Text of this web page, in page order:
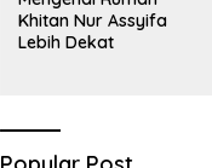
Khitan Nur Assyifa
Lebih Dekat